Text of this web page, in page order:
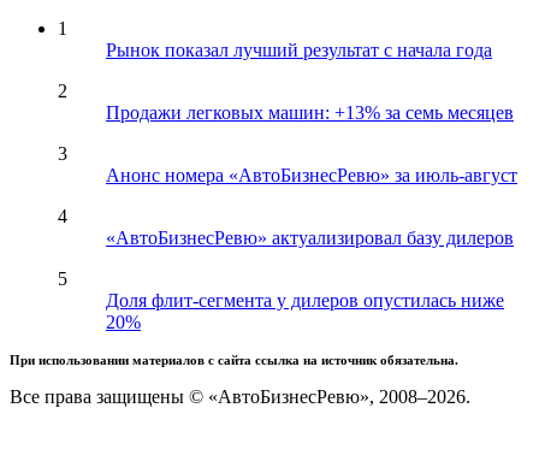
1
Рынок показал лучший результат с начала года
2
Продажи легковых машин: +13% за семь месяцев
3
Анонс номера «АвтоБизнесРевю» за июль-август
4
«АвтоБизнесРевю» актуализировал базу дилеров
5
Доля флит-сегмента у дилеров опустилась ниже
20%
При использовании материалов с сайта ссылка на источник обязательна.
Все права защищены © «АвтоБизнесРевю», 2008–2026.